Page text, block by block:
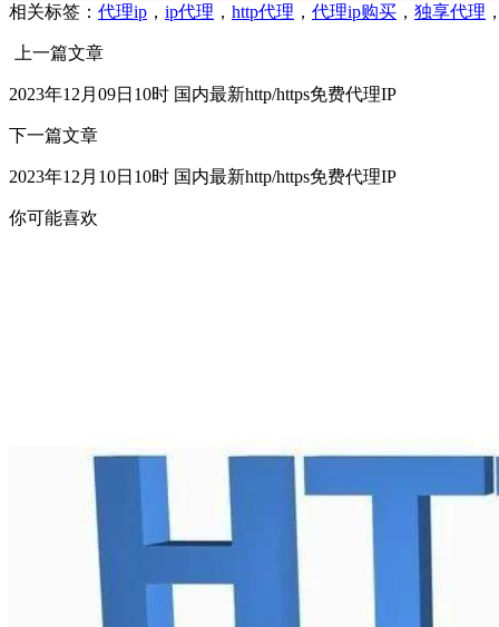
相关标签： 代理ip ， ip代理 ， http代理 ， 代理ip购买 ， 独享代理
上一篇文章
2023年12月09日10时 国内最新http/https免费代理IP
下一篇文章
2023年12月10日10时 国内最新http/https免费代理IP
你可能喜欢